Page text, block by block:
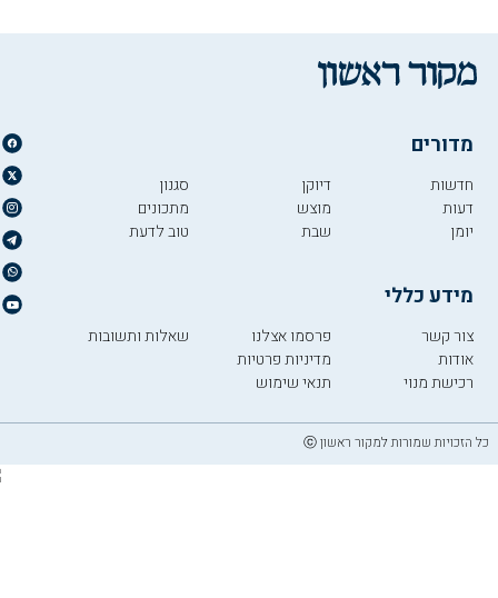
מדורים
חדשות
דעות
יומן
דיוקן
מוצש
שבת
סגנון
מתכונים
טוב לדעת
מידע כללי
צור קשר
אודות
רכישת מנוי
פרסמו אצלנו
מדיניות פרטיות
תנאי שימוש
שאלות ותשובות
כל הזכויות שמורות למקור ראשון ⓒ